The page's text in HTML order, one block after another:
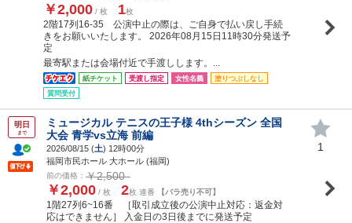
￥2,000 / 枚 1枚
2階17列16-35 公演中止の際は、ご自身で払い戻し手続
きをお願いいたします。 2026年08月15日11時30分発送予
定
最寄駅または会場付近で手渡しします。...
紙チケット 受渡し指定 女性名義
塗りつぶしなし
質問受付
明日
まで
ミュージカル テニスの王子様 4thシーズン 全国
大会 青学vs立海 前編
2026/08/15 (土) 12時00分
福岡市民ホール 大ホール (福岡)
前の価格： ￥2,500
￥2,000 / 枚 2枚 連番 【バラ売り不可】
1階27列6~16番 ［取引成立後の公演中止対応：返金対
応はできません］ 入金日の3日後までに発送予定
1